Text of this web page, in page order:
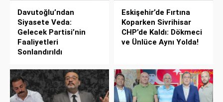
Davutoğlu’ndan
Siyasete Veda:
Gelecek Partisi’nin
Faaliyetleri
Sonlandırıldı
Eskişehir’de Fırtına
Koparken Sivrihisar
CHP’de Kaldı: Dökmeci
ve Ünlüce Aynı Yolda!